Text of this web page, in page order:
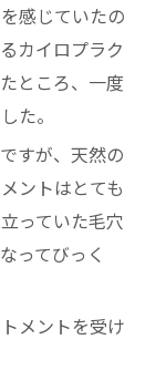
感じていたの
カイロプラク
ところ、一度
た。
すが、天然の
ントはとても
っていた毛穴
ってびっく
メントを受け